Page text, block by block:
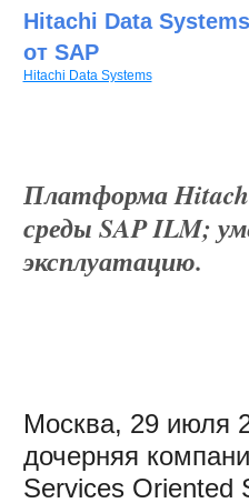
Hitachi Data
от SAP
Hitachi Data Systems
Платформа
среды SAP ILM;
эксплуатацию.
Москва, 29 июля
дочерняя
Services Oriented